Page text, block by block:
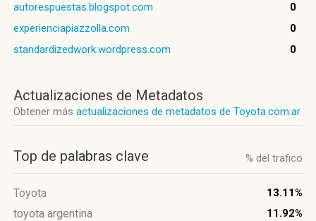
autorespuestas.blogspot.com
0
experienciapiazzolla.com
0
standardizedwork.wordpress.com
0
Actualizaciones de Metadatos
Obtener más actualizaciones de metadatos de Toyota.com.ar
Top de palabras clave % del trafico
Toyota 13.11%
toyota argentina 11.92%